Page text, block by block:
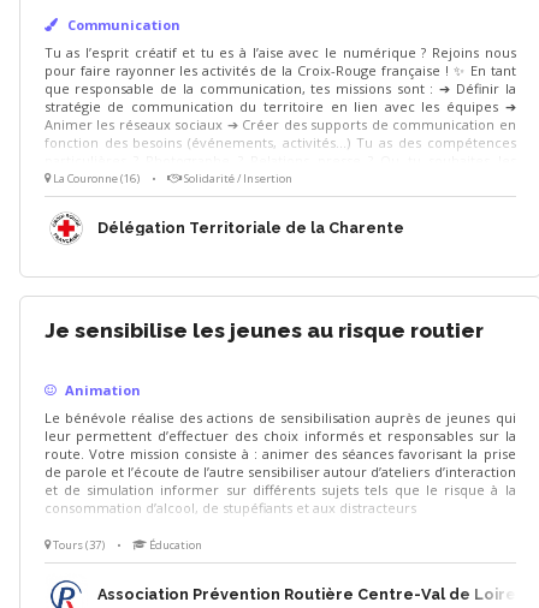
Communication
Tu as l’esprit créatif et tu es à l’aise avec le numérique ? Rejoins nous
pour faire rayonner les activités de la Croix-Rouge française ! ✨ En tant
que responsable de la communication, tes missions sont : ➔ Définir la
stratégie de communication du territoire en lien avec les équipes ➔
Animer les réseaux sociaux ➔ Créer des supports de communication en
fonction des besoins (événements, activités…) Tu as des compétences
développer ? Tout est possible ! Pour cette mission, viens avec ta
motivation, ta créativité et ton dynamisme ! 😊
La Couronne (16) • Solidarité / Insertion
Délégation Territoriale de la Charente
Je sensibilise les jeunes au risque routier
Animation
Le bénévole réalise des actions de sensibilisation auprès de jeunes qui
leur permettent d’effectuer des choix informés et responsables sur la
route. Votre mission consiste à : animer des séances favorisant la prise
de parole et l’écoute de l’autre sensibiliser autour d’ateliers d’interaction
et de simulation informer sur différents sujets tels que le risque à la
consommation d’alcool, de stupéfiants et aux distracteurs
Tours (37) • Éducation
Association Prévention Routière Centre-Val de Loire